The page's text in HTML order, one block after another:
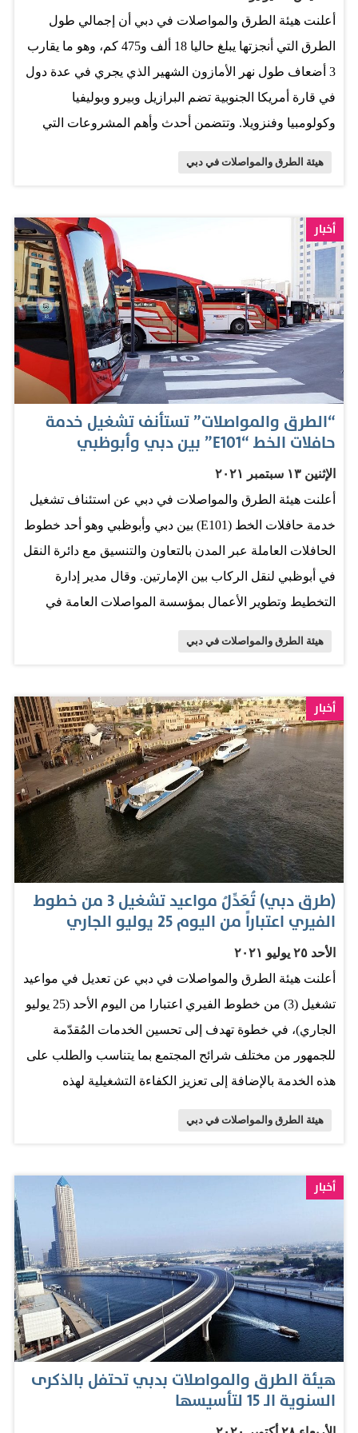
أعلنت هيئة الطرق والمواصلات في دبي أن إجمالي طول
الطرق التي أنجزتها يبلغ حاليا 18 ألف و475 كم، وهو ما يقارب
3 أضعاف طول نهر الأمازون الشهير الذي يجري في عدة دول
في قارة أمريكا الجنوبية تضم البرازيل وبيرو وبوليفيا
وكولومبيا وفنزويلا. وتتضمن أحدث وأهم المشروعات التي
ويمتد الطريق بطول 17 كيلومتراً، من تقاطع طريق دبي-العين
مع شارع الإمارات إلى تقاطع بوكدرة مع شارع رأس الخور.
وشمل المشروع توسعة الطريق من 3 إلى 6 مسارات في كل
اتجاه، إذ بلغ إجمالي طول الجسور ومتحدراتها 11 ألف و500
متر، بالإضافة إلى إنشاء شارع خدمات على جانبي الطريق
لرفع مستوى السلامة المرورية. وتطوير ست تقاطعات
رئيسة. وكان طريق سيح الدحل أيضا من بين آخر مشروعات
الطرق التي انجزتها الهيئة، حيث افتتح ايضا الشهر الماضي في
تاريخ 24 مايو. وتم تطوير وتوسعة شارع سيح الدحل الذي
يربط بين شارع سيح السلم ومجمع محمد بن راشد آل مكتوم
من مسارين بكل اتجاه وجزيرة وسطية و3 دوارات لتسهيل
الحركة في جميع الاتجاهات وسيربط الطريق مع مداخل
بحيرات…
هيئة الطرق والمواصلات في دبي
أخبار
“الطرق والمواصلات” تستأنف تشغيل خدمة
حافلات الخط “E101” بين دبي وأبوظبي
الإثنين ١٣ سبتمبر ٢٠٢١
أعلنت هيئة الطرق والمواصلات في دبي عن استئناف تشغيل
خدمة حافلات الخط (E101) بين دبي وأبوظبي وهو أحد خطوط
الحافلات العاملة عبر المدن بالتعاون والتنسيق مع دائرة النقل
في أبوظبي لنقل الركاب بين الإمارتين. وقال مدير إدارة
التخطيط وتطوير الأعمال بمؤسسة المواصلات العامة في
"يلعب هذا الخط دوراً مهماً ومحورياً في تكامل النقل الجماعي
بين الإمارتين مما يجعل تنقل الركاب سهلاً وسريعاً، وأكّد على
أن الهيئة تحرص وتشدّد على تطبيق جميع الإجراءات الاحترازية
اللازمة لمواجهة انتشار فيروس كورونا وتطلب من جميع
ركاب الحافلات العامة داخل إمارة دبي وركاب الحافلات عبر
المدن الالتزام بالإجراءات الاحترازية المطلوبة ومنها التباعد
الشخصي والحرص على ارتداء الكمامات لتجنب انتشار
الفيروس للحفاظ على الصحة العامة لأفراد المجتمع في
الدولة. وأكّد مدير إدارة التخطيط وتطوير الأعمال بمؤسسة
المواصلات العامة في هيئة الطرق والمواصلات بأنه يتوجّب
على الركاب أن يتّبعوا الإجراءات الاحترازية الخاصة بإمارة
أبوظبي وتنصُّ هذه الإجراءات على أن المسموح لهم بدخول
إمارة أبوظبي هم: المطعمين إن كانت صفاتهم تظهر باللون
الأخضر في تطبيق (الحصن)بالإضافة إلى ظهور حالته الخاصة
المشار لها بالحرف (E) أو (نجمة). أما غير المطعمين،
فسيُسمَحُ لهم…
هيئة الطرق والمواصلات في دبي
أخبار
(طرق دبي) تُعَدِّلُ مواعيد تشغيل 3 من خطوط
الفيري اعتباراً من اليوم 25 يوليو الجاري
الأحد ٢٥ يوليو ٢٠٢١
أعلنت هيئة الطرق والمواصلات في دبي عن تعديل في مواعيد
تشغيل (3) من خطوط الفيري اعتبارا من اليوم الأحد (25 يوليو
الجاري)، في خطوة تهدف إلى تحسين الخدمات المُقدّمة
للجمهور من مختلف شرائح المجتمع بما يتناسب والطلب على
هذه الخدمة بالإضافة إلى تعزيز الكفاءة التشغيلية لهذه
ظهرا والساعة (6:30) مساء ولجميع الأيام. وسيكون موعد
تشغيل الخط (FR3)، وهو خط رحلات سياحية من محطة
الغبيبة، في الساعة (4:00) عصرا بدلا من الساعة (5:00) مساء
ولجميع الأيام. وسيكون تشغيل الخط (FR4)، وهو خط رحلات
سياحية من منطقة مارينا مول، في الساعة (4:00) عصرا
والساعة (7:30) مساء بدلا من الساعة (3:00) عصرا والساعة
(5:00) مساء.
هيئة الطرق والمواصلات في دبي
أخبار
هيئة الطرق والمواصلات بدبي تحتفل بالذكرى
السنوية الـ 15 لتأسيسها